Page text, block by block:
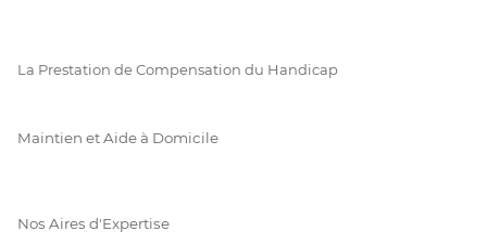
La Prestation de Compensation du Handicap
Maintien et Aide à Domicile
Nos Aires d'Expertise